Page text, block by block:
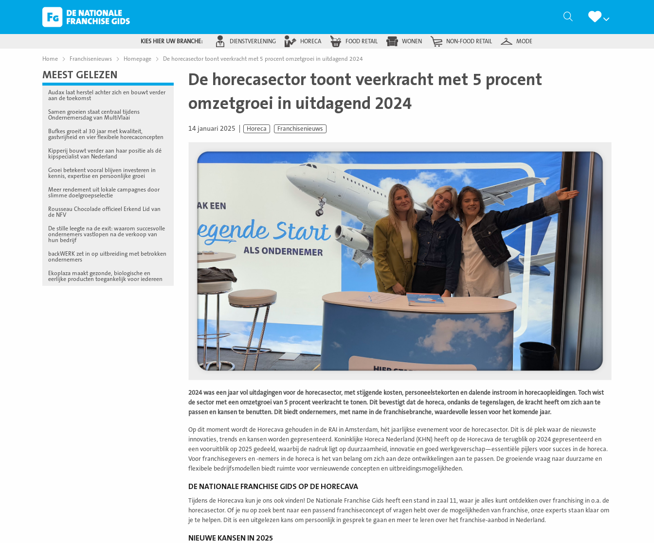
Zoeken
KIES HIER UW BRANCHE: DIENSTVERLENING HORECA FOOD RETAIL WONEN NON-FOOD RETAIL MODE
Home Franchisenieuws Homepage De horecasector toont veerkracht met 5 procent omzetgroei in uitdagend 2024
MEEST GELEZEN
Audax laat herstel achter zich en bouwt verder
aan de toekomst
Samen groeien staat centraal tijdens
Ondernemersdag van MultiVlaai
Bufkes groeit al 30 jaar met kwaliteit,
gastvrijheid en vier flexibele horecaconcepten
Kipperij bouwt verder aan haar positie als dé
kipspecialist van Nederland
Groei betekent vooral blijven investeren in
kennis, expertise en persoonlijke groei
Meer rendement uit lokale campagnes door
slimme doelgroepselectie
Rousseau Chocolade officieel Erkend Lid van
de NFV
De stille leegte na de exit: waarom succesvolle
ondernemers vastlopen na de verkoop van
hun bedrijf
backWERK zet in op uitbreiding met betrokken
ondernemers
Ekoplaza maakt gezonde, biologische en
eerlijke producten toegankelijk voor iedereen
De horecasector toont veerkracht met 5 procent
omzetgroei in uitdagend 2024
14 januari 2025 Horeca Franchisenieuws
2024 was een jaar vol uitdagingen voor de horecasector, met stijgende kosten, personeelstekorten en dalende instroom in horecaopleidingen. Toch wist
de sector met een omzetgroei van 5 procent veerkracht te tonen. Dit bevestigt dat de horeca, ondanks de tegenslagen, de kracht heeft om zich aan te
passen en kansen te benutten. Dit biedt ondernemers, met name in de franchisebranche, waardevolle lessen voor het komende jaar.
Op dit moment wordt de Horecava gehouden in de RAI in Amsterdam, hét jaarlijkse evenement voor de horecasector. Dit is dé plek waar de nieuwste
innovaties, trends en kansen worden gepresenteerd. Koninklijke Horeca Nederland (KHN) heeft op de Horecava de terugblik op 2024 gepresenteerd en
een vooruitblik op 2025 gedeeld, waarbij de nadruk ligt op duurzaamheid, innovatie en goed werkgeverschap—essentiële pijlers voor succes in de horeca.
Voor franchisegevers en -nemers in de horeca is het van belang om zich aan deze ontwikkelingen aan te passen. De groeiende vraag naar duurzame en
flexibele bedrijfsmodellen biedt ruimte voor vernieuwende concepten en uitbreidingsmogelijkheden.
DE NATIONALE FRANCHISE GIDS OP DE HORECAVA
Tijdens de Horecava kun je ons ook vinden! De Nationale Franchise Gids heeft een stand in zaal 11, waar je alles kunt ontdekken over franchising in o.a. de
horecasector. Of je nu op zoek bent naar een passend franchiseconcept of vragen hebt over de mogelijkheden van franchise, onze experts staan klaar om
je te helpen. Dit is een uitgelezen kans om persoonlijk in gesprek te gaan en meer te leren over het franchise-aanbod in Nederland.
NIEUWE KANSEN IN 2025